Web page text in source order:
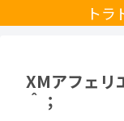
トラ
XMアフェリ
＾；